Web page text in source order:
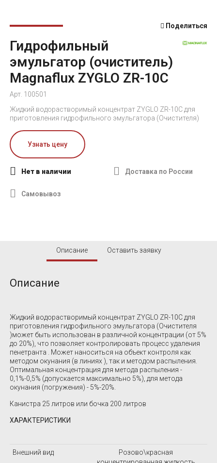
Поделиться
Гидрофильный
эмульгатор (очиститель)
Magnaflux ZYGLO ZR-10C
Арт. 100501
Жидкий водорастворимый концентрат ZYGLO ZR-10C для
приготовления гидрофильного эмульгатора (Очистителя)
Узнать цену
Нет в наличии Доставка по России
Самовывоз
Описание Оставить заявку
Описание
Жидкий водорастворимый концентрат ZYGLO ZR-10C для
приготовления гидрофильного эмульгатора (Очистителя
)может быть использован в различной концентрации (от 5%
до 20%), что позволяет контролировать процесс удаления
пенетранта . Может наноситься на объект контроля как
методом окунания (в линиях ), так и методом распыления.
Оптимальная концентрация для метода распыления -
0,1%-0,5% (допускается максимально 5%), для метода
окунания (погружения) - 5%-20%.
Канистра 25 литров или бочка 200 литров
ХАРАКТЕРИСТИКИ
Внешний вид
Розово\красная